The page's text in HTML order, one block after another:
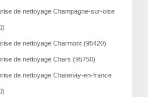
de nettoyage Champagne-sur-oise
de nettoyage Charmont (95420)
de nettoyage Chars (95750)
de nettoyage Chatenay-en-france